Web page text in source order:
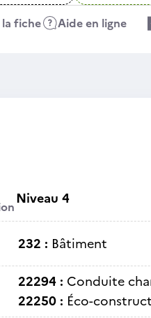
fiche Aide en ligne
Niveau 4
232 : Bâtiment
22294 : Conduite
22250 : Éco-